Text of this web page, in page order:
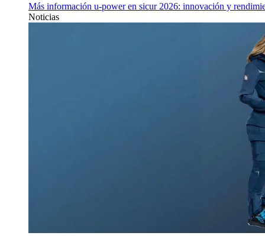
Más información u‑power en sicur 2026: innovación y
Noticias